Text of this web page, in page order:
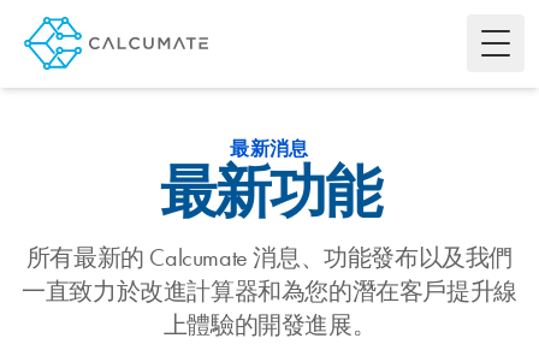
最新消息
最新功能
所有最新的 Calcumate 消息、功能發布以及我們
一直致力於改進計算器和為您的潛在客戶提升線
上體驗的開發進展。